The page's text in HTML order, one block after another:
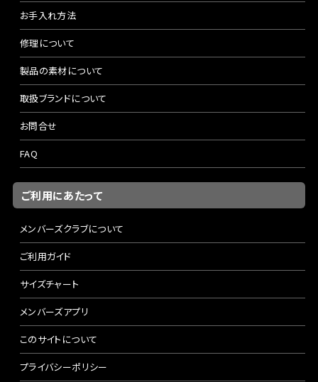
お手入れ方法
修理について
製品の素材について
取扱ブランドについて
お問合せ
FAQ
ご利用にあたって
メンバーズクラブについて
ご利用ガイド
サイズチャート
メンバーズアプリ
このサイトについて
プライバシーポリシー